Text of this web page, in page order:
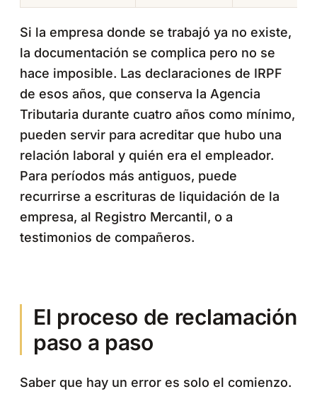
Si la empresa donde se trabajó ya no existe,
la documentación se complica pero no se
hace imposible. Las declaraciones de IRPF
de esos años, que conserva la Agencia
Tributaria durante cuatro años como mínimo,
pueden servir para acreditar que hubo una
relación laboral y quién era el empleador.
Para períodos más antiguos, puede
recurrirse a escrituras de liquidación de la
empresa, al Registro Mercantil, o a
testimonios de compañeros.
El proceso de reclamación
paso a paso
Saber que hay un error es solo el comienzo.